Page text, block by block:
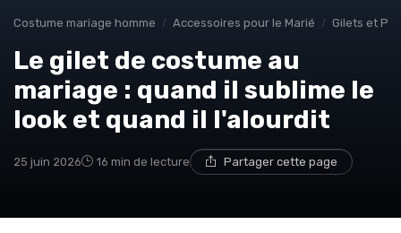
Costume mariage homme Accessoires pour le Marié Gilets et
Le gilet de costume au
mariage : quand il sublime le
look et quand il l'alourdit
25 juin 2026 16 min de lecture Partager cette page